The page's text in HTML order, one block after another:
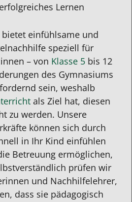
Lernen
einfühlsame und
speziell für
– von Klasse 5 bis 12
des Gymnasiums
sein, weshalb
als Ziel hat, diesen
zu werden. Unsere
können sich durch
in Ihr Kind einfühlen
Betreuung ermöglichen,
prüfen wir
und Nachhilfelehrer,
dass sie pädagogisch